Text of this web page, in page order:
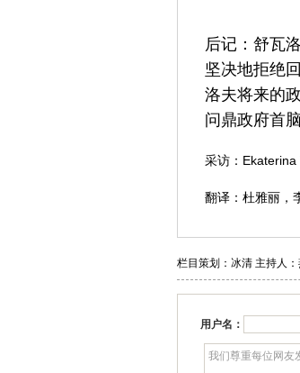
后记：舒瓦
坚决地拒绝
洛夫将来的
问鼎政府首
采访：Ekaterina
翻译：杜雅丽，
栏目策划：冰清 主持人
用户名：